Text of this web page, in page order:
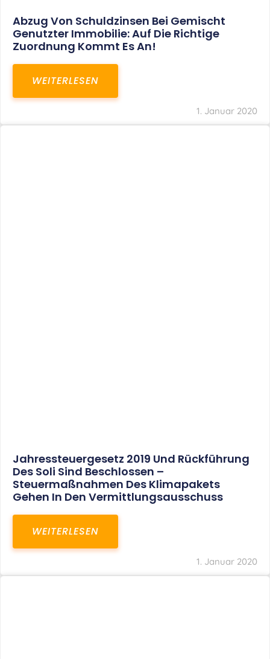
Abzug Von Schuldzinsen Bei Gemischt
Genutzter Immobilie: Auf Die Richtige
Zuordnung Kommt Es An!
WEITERLESEN
1. Januar 2020
Jahressteuergesetz 2019 Und Rückführung
Des Soli Sind Beschlossen –
Steuermaßnahmen Des Klimapakets
Gehen In Den Vermittlungsausschuss
WEITERLESEN
1. Januar 2020